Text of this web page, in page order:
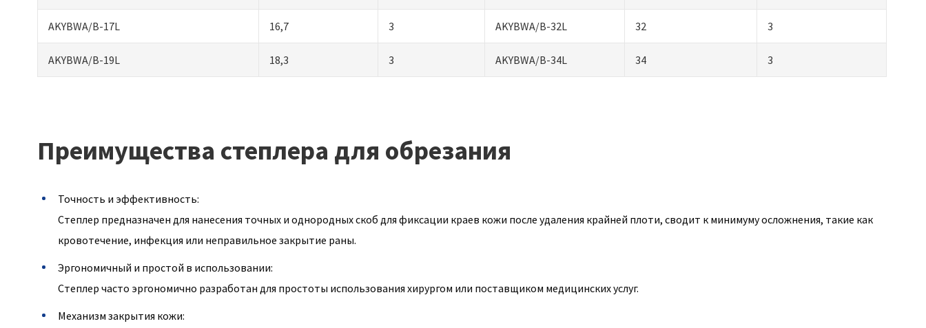
AKYBWA/B-17L 16,7 3 AKYBWA/B-32L 32 3
AKYBWA/B-19L 18,3 3 AKYBWA/B-34L 34 3
Преимущества степлера для обрезания
Точность и эффективность:
Степлер предназначен для нанесения точных и однородных скоб для фиксации краев кожи после удаления крайней плоти, сводит к минимуму осложнения, такие как
кровотечение, инфекция или неправильное закрытие раны.
Эргономичный и простой в использовании:
Степлер часто эргономично разработан для простоты использования хирургом или поставщиком медицинских услуг.
Механизм закрытия кожи: